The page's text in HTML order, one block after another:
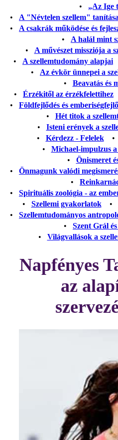
• „Az Ige
• A "Névtelen szellem"
• A csakrák működése és
• A halál mint
• A művészet missziója a
• A szellemtudomány alapjai
• Az évkör ünnepei a
• Beavatás és
• Érzékitől az érzékfelettihez
• Földfejlődés és
• Hét titok a
• Isteni erények a
• Kérdezz - Felelek•
• Michael-impulzus
• Önismeret
• Önmagunk valódi
•
• Spirituális zoológia - az
• Szellemi gyakorlatok•
• Szellemtudományos
• Szent Grál
• Világvallások a
Napfényes
az